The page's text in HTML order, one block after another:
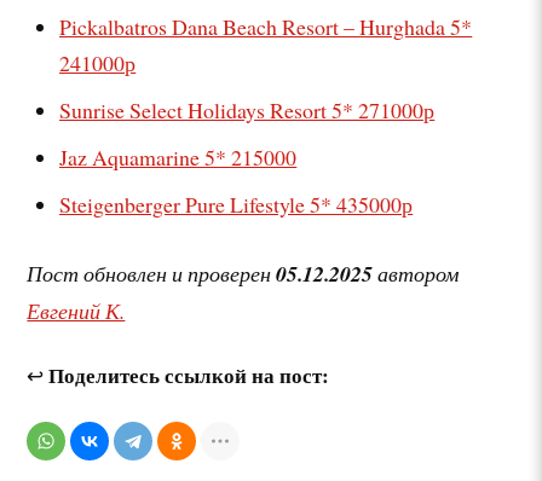
Pickalbatros Dana Beach Resort – Hurghada 5*
241000р
Sunrise Select Holidays Resort5* 271000р
Jaz Aquamarine5* 215000
Steigenberger Pure Lifestyle5* 435000р
Пост обновлен и проверен05.12.2025автором
Евгений К.
↩Поделитесь ссылкой на пост: